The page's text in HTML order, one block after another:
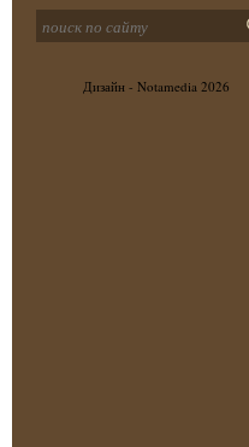
Дизайн - Notamedia 2026